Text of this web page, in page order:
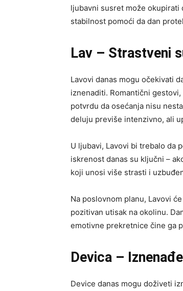
ljubavni susret može okupirati
stabilnost pomoći da dan
Lav – Strastveni
Lavovi danas mogu očekivati
iznenaditi. Romantični
potvrdu da osećanja nisu
deluju previše intenzivno, ali
U ljubavi, Lavovi bi trebalo da
iskrenost danas su ključni –
koji unosi više strasti i
Na poslovnom planu, Lavovi
pozitivan utisak na okolinu.
emotivne prekretnice čine ga
Devica –
Device danas mogu doživeti